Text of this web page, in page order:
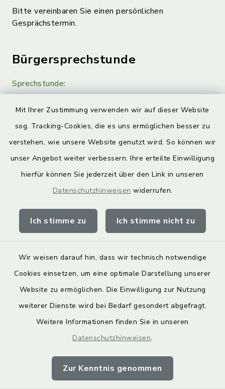
Mit Ihrer Zustimmung verwenden wir auf dieser Website
sog. Tracking-Cookies, die es uns ermöglichen besser zu
verstehen, wie unsere Website genutzt wird. So können wir
unser Angebot weiter verbessern. Ihre erteilte Einwilligung
hierfür können Sie jederzeit über den Link in unseren
Datenschutzhinweisen widerrufen.
Ich stimme zu Ich stimme nicht zu
Wir weisen darauf hin, dass wir technisch notwendige
Cookies einsetzen, um eine optimale Darstellung unserer
Website zu ermöglichen. Die Einwilligung zur Nutzung
weiterer Dienste wird bei Bedarf gesondert abgefragt.
Weitere Informationen finden Sie in unseren
Datenschutzhinweisen.
Zur Kenntnis genommen
Bitte vereinbaren Sie einen persönlichen
Gesprächstermin.
Bürgersprechstunde
Sprechstunde:
Quicklinks
Landkreis Lichtenfels
geoPortal Lichtenfels
Barrierefreiheit